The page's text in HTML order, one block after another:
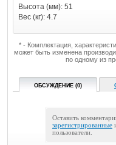
Высота (мм): 51
Вес (кг): 4.7
* - Комплектация,
может быть изменена
по одному из
ОБСУЖДЕНИЕ (0)
Оставить
зарегистрированные
пользователи.